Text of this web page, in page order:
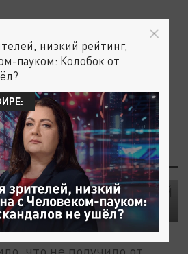
об удалении
App Store
что не получило от
низкий рейтинг,
пауком: Колобок от